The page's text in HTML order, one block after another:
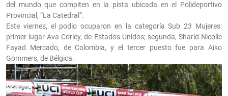
del mundo que compiten en la pista ubicada en el Polideportivo
Provincial, “La Catedral”.
Este viernes, el podio ocuparon en la categoría Sub 23 Mujeres:
primer lugar Ava Corley, de Estados Unidos; segunda, Sharid Nicolle
Fayad Mercado, de Colombia, y el tercer puesto fue para Aiko
Gommers, de Bélgica.